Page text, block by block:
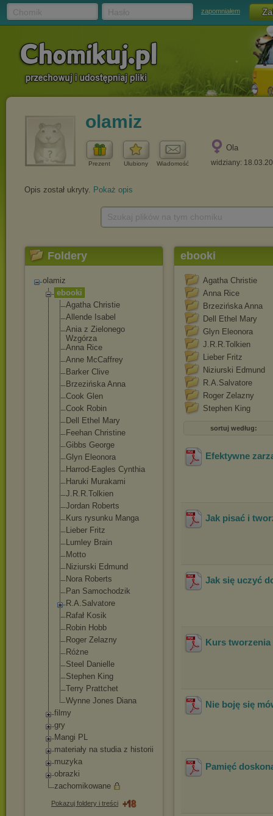
zapomniałem
olamiz
Prezent Ulubiony Wiadomość
Ola
widziany:
Opis został ukryty. Pokaż opis
Foldery
olamiz
ebooki
Agatha Christie
Allende Isabel
Ania z Zielonego
Wzgórza
Anna Rice
Anne McCaffrey
Barker Clive
Brzezińska Anna
Cook Glen
Cook Robin
Dell Ethel Mary
Feehan Christine
Gibbs George
Glyn Eleonora
Harrod-Eagles Cynthia
Haruki Murakami
J.R.R.Tolkien
Jordan Roberts
Kurs rysunku Manga
Lieber Fritz
Lumley Brain
Motto
Niziurski Edmund
Nora Roberts
Pan Samochodzik
R.A.Salvatore
Rafał Kosik
Robin Hobb
Roger Zelazny
Różne
Steel Danielle
Stephen King
Terry Prattchet
Wynne Jones Diana
filmy
gry
Mangi PL
materiały na studia z historii
muzyka
obrazki
zachomikowane
Pokazuj foldery i treści
ebooki
Agatha Christie
Anna Rice
Brzezińska Anna
Dell Ethel Mary
Glyn Eleonora
J.R.R.Tolkien
Lieber Fritz
Niziurski Edmund
R.A.Salvatore
Roger Zelazny
Stephen King
sortuj według:
Efektywne
Jak pisać i
Jak się uczyć
Kurs
Nie boję się
Pamięć